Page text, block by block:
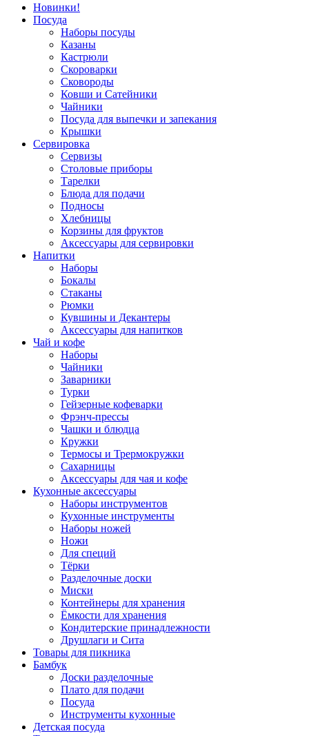
Новинки!
Посуда
Наборы посуды
Казаны
Кастрюли
Скороварки
Сковороды
Ковши и Сатейники
Чайники
Посуда для выпечки и запекания
Крышки
Сервировка
Сервизы
Столовые приборы
Тарелки
Блюда для подачи
Подносы
Хлебницы
Корзины для фруктов
Аксессуары для сервировки
Напитки
Наборы
Бокалы
Стаканы
Рюмки
Кувшины и Декантеры
Аксессуары для напитков
Чай и кофе
Наборы
Чайники
Заварники
Турки
Гейзерные кофеварки
Фрэнч-прессы
Чашки и блюдца
Кружки
Термосы и Трермокружки
Сахарницы
Аксессуары для чая и кофе
Кухонные аксессуары
Наборы инструментов
Кухонные инструменты
Наборы ножей
Ножи
Для специй
Тёрки
Разделочные доски
Миски
Контейнеры для хранения
Ёмкости для хранения
Кондитерские принадлежности
Друшлаги и Сита
Товары для пикника
Бамбук
Доски разделочные
Плато для подачи
Посуда
Инструменты кухонные
Детская посуда